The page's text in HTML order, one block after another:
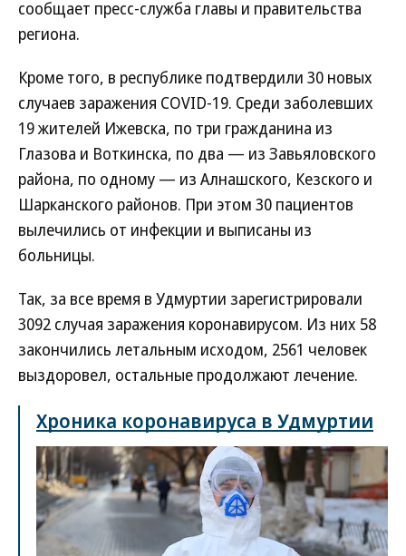
сообщает пресс-служба главы и правительства
региона.
Кроме того, в республике подтвердили 30 новых
случаев заражения COVID-19. Среди заболевших
19 жителей Ижевска, по три гражданина из
Глазова и Воткинска, по два — из Завьяловского
района, по одному — из Алнашского, Кезского и
Шарканского районов. При этом 30 пациентов
вылечились от инфекции и выписаны из
больницы.
Так, за все время в Удмуртии зарегистрировали
3092 случая заражения коронавирусом. Из них 58
закончились летальным исходом, 2561 человек
выздоровел, остальные продолжают лечение.
Хроника коронавируса в Удмуртии